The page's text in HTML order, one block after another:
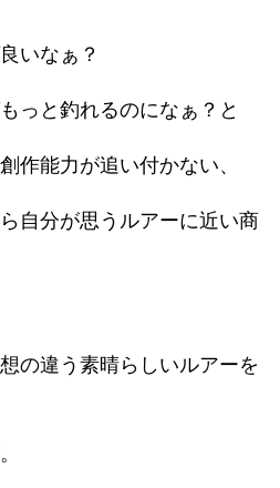
いなぁ？
っと釣れるのになぁ？と
作能力が追い付かない、
自分が思うルアーに近い商
の違う素晴らしいルアーを